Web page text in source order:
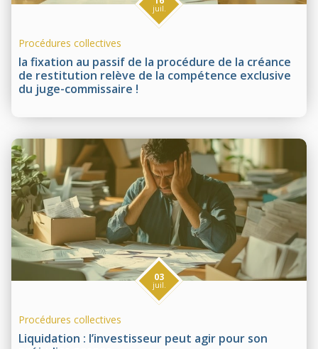
la fixation au passif de la procédure de la créance
de restitution relève de la compétence exclusive
du juge-commissaire !
juil.
Procédures collectives
Liquidation : l’investisseur peut agir pour son
03
juil.
Procédures collectives